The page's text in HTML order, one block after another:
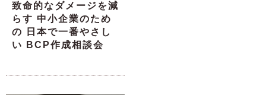
致命的なダメージを減
らす 中小企業のため
の 日本で一番やさし
い BCP作成相談会